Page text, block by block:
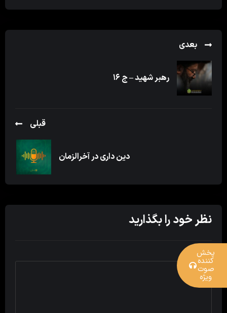
بعدی
رهبر شهید – ج ۱۶
قبلی
دین داری در آخرالزمان
نظر خود را بگذارید
پخش
کننده
صوت
ویژه